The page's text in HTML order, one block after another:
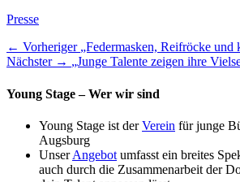
Kategorien
Presse
Beitragsnavigation
← Vorheriger
Vorheriger
Beitrag:
„Federmasken, Reifröcke und
Nächster →
Nächster
„Junge Talente zeigen ihre
Young Stage – Wer wir sind
Young Stage ist derVerein für junge
Augsburg
UnserAngebot umfasst ein breites
auch durch die Zusammenarbeit der